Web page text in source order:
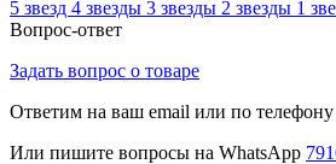
5 звезд 4 звезды 3 звезды 2 звезды 1
Вопрос-ответ
Задать вопрос о товаре
Ответим на ваш email или по телефону
Или пишите вопросы на WhatsApp